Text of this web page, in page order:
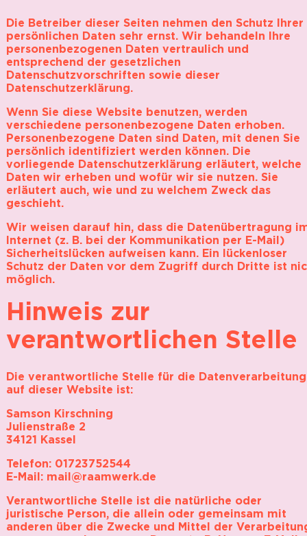
Die Betreiber dieser Seiten nehmen den Schutz Ihrer
persönlichen Daten sehr ernst. Wir behandeln Ihre
personenbezogenen Daten vertraulich und
entsprechend der gesetzlichen
Datenschutzvorschriften sowie dieser
Datenschutzerklärung.
Wenn Sie diese Website benutzen, werden
verschiedene personenbezogene Daten erhoben.
Personenbezogene Daten sind Daten, mit denen Sie
persönlich identifiziert werden können. Die
vorliegende Datenschutzerklärung erläutert, welche
Daten wir erheben und wofür wir sie nutzen. Sie
erläutert auch, wie und zu welchem Zweck das
geschieht.
Wir weisen darauf hin, dass die Datenübertragung
Internet (z. B. bei der Kommunikation per E-Mail)
Sicherheitslücken aufweisen kann. Ein lückenloser
Schutz der Daten vor dem Zugriff durch Dritte ist
möglich.
Hinweis zur
verantwortlichen Stelle
Die verantwortliche Stelle für die Datenverarbeitung
auf dieser Website ist:
Samson Kirschning
Julienstraße 2
34121 Kassel
Telefon: 01723752544
E-Mail: mail@raamwerk.de
Verantwortliche Stelle ist die natürliche oder
juristische Person, die allein oder gemeinsam mit
anderen über die Zwecke und Mittel der